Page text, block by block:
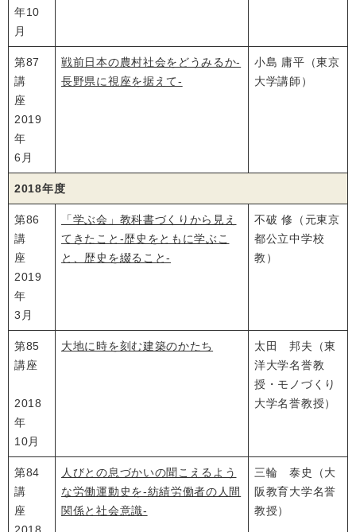
年10
月
第87
講
座
2019
年
6月
戦前日本の農村社会をどうみるか‐
長野県に視座を据えて‐
小島 庸平（東京
大学講師）
2018年度
第86
講
座
2019
年
3月
「学ぶ会」教科書づくりから見え
てきたこと‐歴史をともに学ぶこ
と、歴史を綴ること‐
不破 修（元東京
都公立中学校
教）
第85
講座
2018
年
10月
大地に時を刻む建築のかたち
太田 邦夫（東
洋大学名誉教
授・モノづくり
大学名誉教授）
第84
講
座
人びとの息づかいの聞こえるよう
な労働運動史を‐紡績労働者の人間
関係と社会意識‐
三輪 泰史（大
阪教育大学名誉
教授）